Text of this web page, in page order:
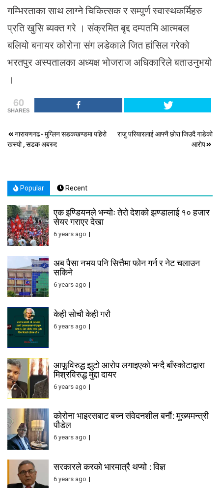
गम्भिरताका साथ लाग्ने चिकित्सक र सम्पुर्ण स्वास्थकर्मिहरु
प्रति खुसि ब्यक्त गरे । संक्रमित बृद्द दम्पतमि आत्मबल
बलियो बनायर कोरोना संग लडेकाले जित हांसिल गरेको
भरतपुर अस्पतालका अध्यक्ष भोजराज अधिकारिले बताउनुभयो
।
60
SHARES
Post
navigation
नारायणगढ- मुग्लिन सडकखण्डमा पहिरो
खस्यो , सडक अबरुद्द
राजु परियारलाई आफ्नै छोरा जिउदै गाडेको
आरोप
Popular Recent
एक इण्डियनले भन्योः तेरो देशको झण्डालाई १० हजार
सेयर गराएर देखा
6 years ago
अब पैसा नभय पनि सित्तैमा फोन गर्न र नेट चलाउन
सकिने
6 years ago
केही सोचौ केही गरौ
6 years ago
आफूविरुद्ध झुटो आरोप लगाइएको भन्दै बाँस्कोटाद्वारा
मिश्रविरुद्ध मुद्दा दायर
6 years ago
कोरोना भाइरसबाट बच्न संवेदनशील बनौं: मुख्यमन्त्री
पौडेल
6 years ago
सरकारले करको भारमात्रै थप्यो : विज्ञ
6 years ago